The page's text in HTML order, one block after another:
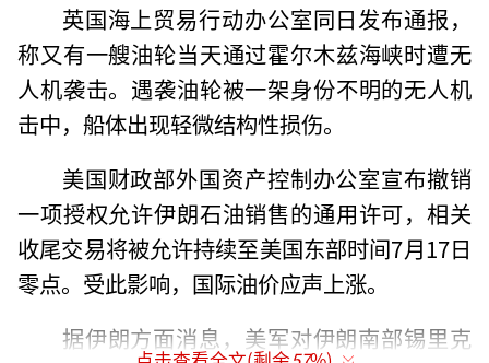
英国海上贸易行动办公室同日发布通报，
称又有一艘油轮当天通过霍尔木兹海峡时遭无
人机袭击。遇袭油轮被一架身份不明的无人机
击中，船体出现轻微结构性损伤。
美国财政部外国资产控制办公室宣布撤销
一项授权允许伊朗石油销售的通用许可，相关
收尾交易将被允许持续至美国东部时间7月17日
零点。受此影响，国际油价应声上涨。
据伊朗方面消息，美军对伊朗南部锡里克